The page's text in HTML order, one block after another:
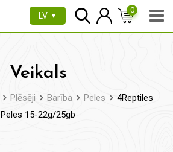
LV ▼
0
Veikals
Plēsēji Barība Peles
4Reptiles
Peles 15-22g/25gb